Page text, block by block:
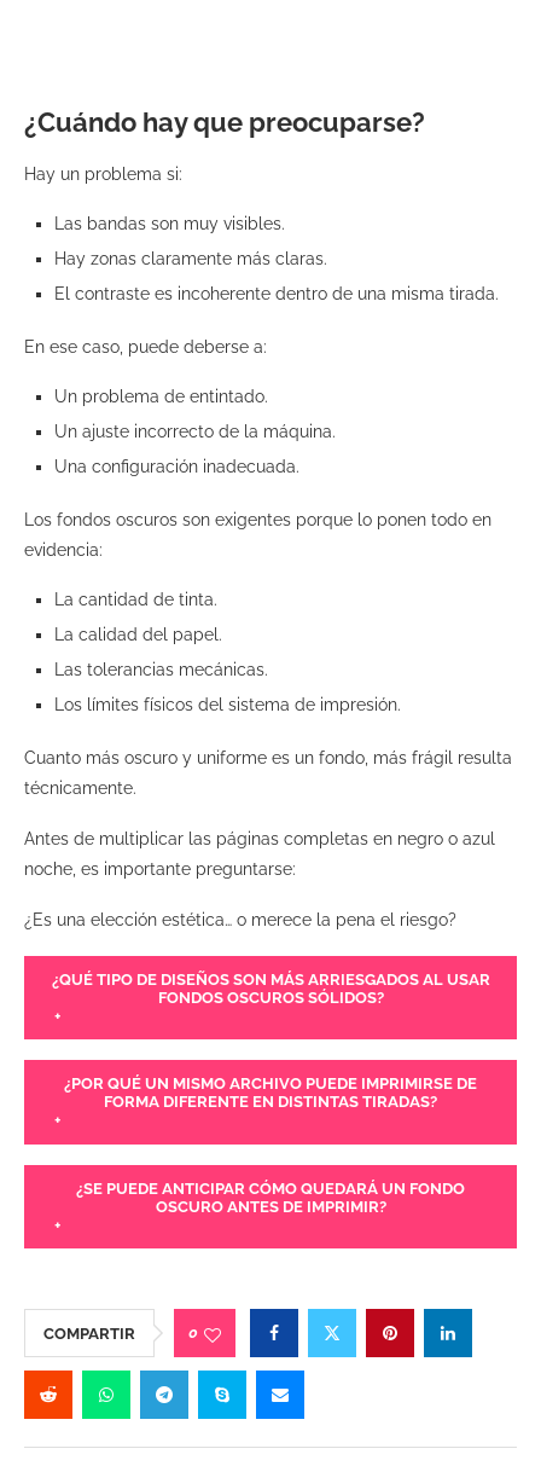
¿Cuándo hay que preocuparse?
Hay un problema si:
Las bandas son muy visibles.
Hay zonas claramente más claras.
El contraste es incoherente dentro de una misma tirada.
En ese caso, puede deberse a:
Un problema de entintado.
Un ajuste incorrecto de la máquina.
Una configuración inadecuada.
Los fondos oscuros son exigentes porque lo ponen todo en
evidencia:
La cantidad de tinta.
La calidad del papel.
Las tolerancias mecánicas.
Los límites físicos del sistema de impresión.
Cuanto más oscuro y uniforme es un fondo, más frágil resulta
técnicamente.
Antes de multiplicar las páginas completas en negro o azul
noche, es importante preguntarse:
¿Es una elección estética… o merece la pena el riesgo?
¿QUÉ TIPO DE DISEÑOS SON MÁS ARRIESGADOS AL USAR
FONDOS OSCUROS SÓLIDOS?
+
¿POR QUÉ UN MISMO ARCHIVO PUEDE IMPRIMIRSE DE
FORMA DIFERENTE EN DISTINTAS TIRADAS?
+
¿SE PUEDE ANTICIPAR CÓMO QUEDARÁ UN FONDO
OSCURO ANTES DE IMPRIMIR?
+
COMPARTIR 0